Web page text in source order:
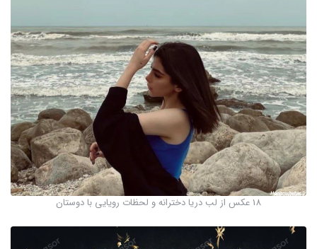
18 عکس از لب دریا دخترانه و لحظات رویایی با دوستان